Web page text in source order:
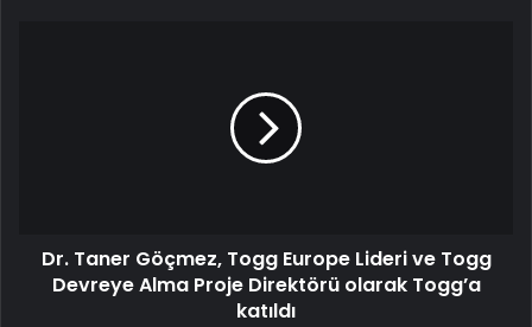
Dr. Taner Göçmez, Togg Europe Lideri ve Togg
Devreye Alma Proje Direktörü olarak Togg’a
katıldı